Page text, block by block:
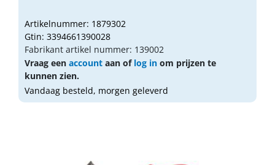
Artikelnummer: 1879302
Gtin: 3394661390028
Fabrikant artikel nummer: 139002
Vraag een account aan of log in om prijzen te
kunnen zien.
Vandaag besteld, morgen geleverd